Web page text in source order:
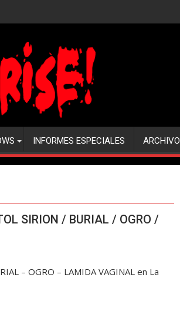
INFORMES ESPECIALES ARCHIVO
SIRION / BURIAL / OGRO /
– OGRO – LAMIDA VAGINAL en La